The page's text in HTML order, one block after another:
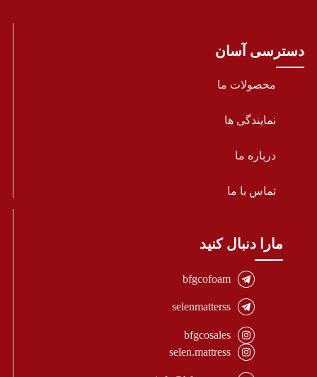
دسترسی آسان
محصولات ما
نمایندگی ها
درباره ما
تماس با ما
مارا دنبال کنید
bfgcofoam
selenmatterss
bfgcosales
selen.mattress